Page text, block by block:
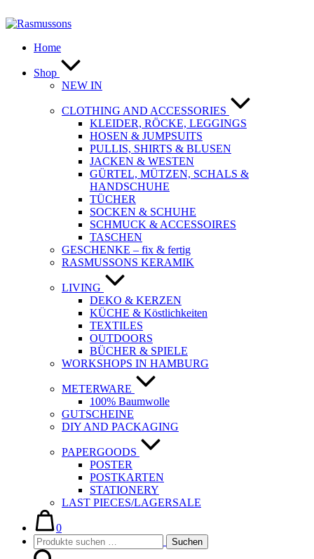
Inhalt
Home
Shop
NEW IN
CLOTHING AND ACCESSORIES
KLEIDER, RÖCKE, LEGGINGS
HOSEN & JUMPSUITS
PULLIS, SHIRTS & BLUSEN
JACKEN & WESTEN
GÜRTEL, MÜTZEN, SCHALS &
HANDSCHUHE
TÜCHER
SOCKEN & SCHUHE
SCHMUCK & ACCESSOIRES
TASCHEN
GESCHENKE – fix & fertig
RASMUSSONS KERAMIK
LIVING
DEKO & KERZEN
KÜCHE & Köstlichkeiten
TEXTILES
OUTDOORS
BÜCHER & SPIELE
WORKSHOPS IN HAMBURG
METERWARE
100% Baumwolle
GUTSCHEINE
DIY AND PACKAGING
PAPERGOODS
POSTER
POSTKARTEN
STATIONERY
LAST PIECES/LAGERSALE
Warenkorb
0im
Warenkorb
Suche-
Schalter
Suchen
nach:
Suchen